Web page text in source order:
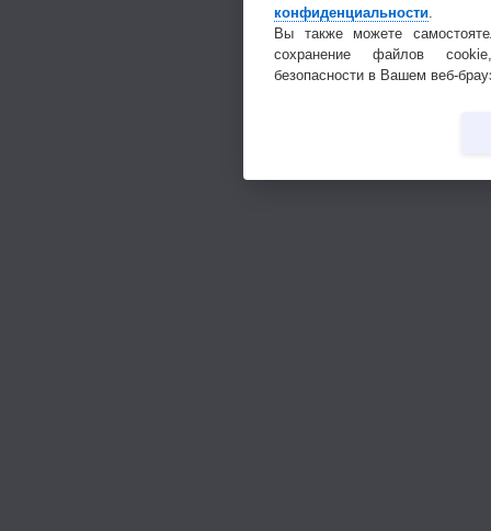
конфиденциальности
Вы также можете
сохранение файлов
безопасности в Вашем веб-